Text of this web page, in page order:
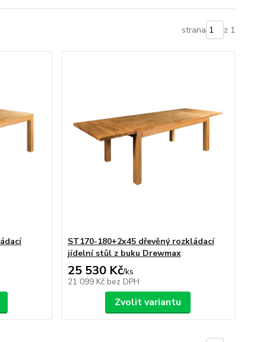
strana z 1
ST170-180+2x45 dřevěný rozkládací
jídelní stůl z buku Drewmax
25 530 Kč/ks
21 099 Kč bez DPH
Zvolit variantu